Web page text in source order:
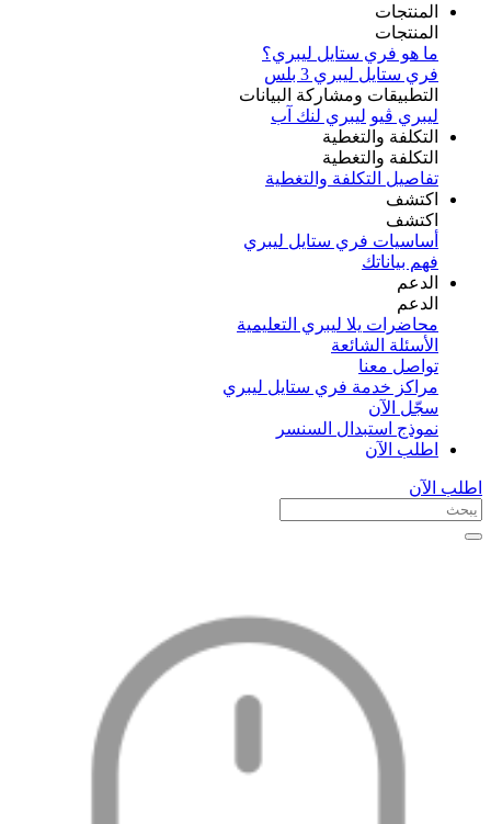
المنتجات
المنتجات
ما هو فري ستايل ليبري؟
فري ستايل ليبري 3 بلس​
التطبيقات ومشاركة البيانات
ليبري ڤيو ليبري لنك آب
التكلفة والتغطية
التكلفة والتغطية
تفاصيل التكلفة والتغطية
اكتشف​
اكتشف​
أساسيات فري ستايل ليبري
فهم بياناتك
الدعم
الدعم
محاضرات يلا ليبري التعليمية
الأسئلة الشائعة
تواصل معنا
مراكز خدمة فري ستايل ليبري
سجّل الآن​
نموذج استبدال السنسر
اطلب الآن
اطلب الآن